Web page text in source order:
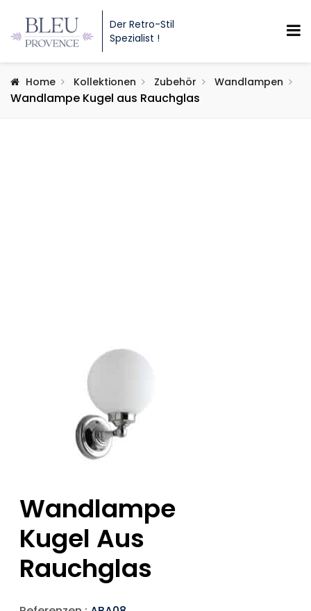
Der Retro-Stil
Spezialist !
Home Kollektionen Zubehör Wandlampen
Wandlampe Kugel aus Rauchglas
Wandlampe
Kugel Aus
Rauchglas